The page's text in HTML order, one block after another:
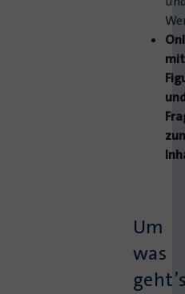
mit
Um
was